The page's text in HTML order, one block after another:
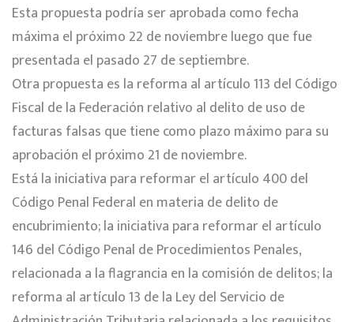
Esta propuesta podría ser aprobada como fecha
máxima el próximo 22 de noviembre luego que fue
presentada el pasado 27 de septiembre.
Otra propuesta es la reforma al artículo 113 del Código
Fiscal de la Federación relativo al delito de uso de
facturas falsas que tiene como plazo máximo para su
aprobación el próximo 21 de noviembre.
Está la iniciativa para reformar el artículo 400 del
Código Penal Federal en materia de delito de
encubrimiento; la iniciativa para reformar el artículo
146 del Código Penal de Procedimientos Penales,
relacionada a la flagrancia en la comisión de delitos; la
reforma al artículo 13 de la Ley del Servicio de